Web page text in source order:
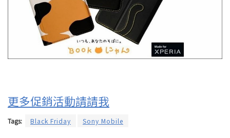
更多促銷活動請請我
Tags: Black Friday Sony Mobile